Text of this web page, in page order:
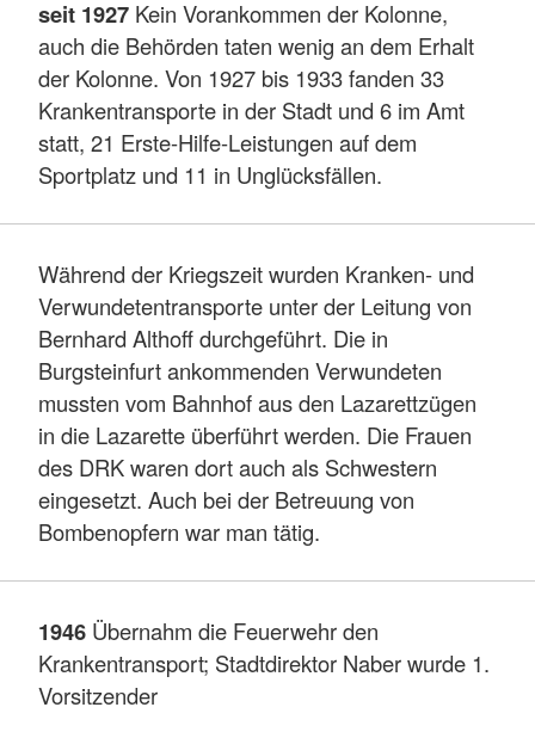
seit 1927 Kein Vorankommen der Kolonne,
auch die Behörden taten wenig an dem Erhalt
der Kolonne. Von 1927 bis 1933 fanden 33
Krankentransporte in der Stadt und 6 im Amt
statt, 21 Erste-Hilfe-Leistungen auf dem
Sportplatz und 11 in Unglücksfällen.
Während der Kriegszeit wurden Kranken- und
Verwundetentransporte unter der Leitung von
Bernhard Althoff durchgeführt. Die in
Burgsteinfurt ankommenden Verwundeten
mussten vom Bahnhof aus den Lazarettzügen
in die Lazarette überführt werden. Die Frauen
des DRK waren dort auch als Schwestern
eingesetzt. Auch bei der Betreuung von
Bombenopfern war man tätig.
1946 Übernahm die Feuerwehr den
Krankentransport; Stadtdirektor Naber wurde 1.
Vorsitzender